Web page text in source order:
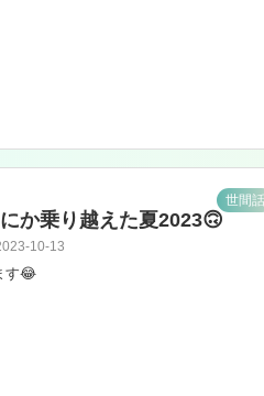
世間
か乗り越えた夏2023🙃
10-13
す😂